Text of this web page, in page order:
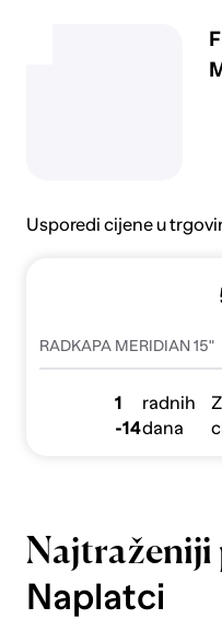
Usporedi cijene u
RADKAPA MERIDIAN 15"
1
-14
radnih
dana
Najtraženiji
Naplatci